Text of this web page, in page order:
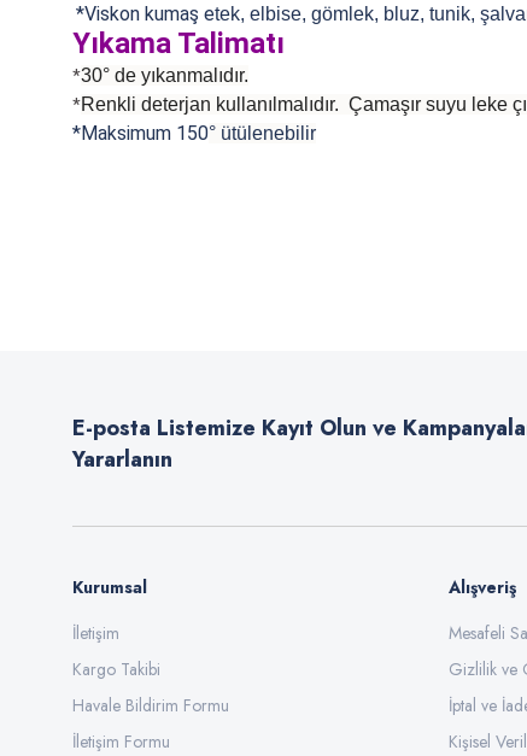
*Viskon kumaş etek, elbise, gömlek, bluz, tunik,
Yıkama Talimatı
*30° de yıkanmalıdır.
*Renkli deterjan kullanılmalıdır. Çamaşır suyu leke
*Maksimum 150° ütülenebilir
Ürün bilgilerinde hatalar bulunuyor.
Ürün fiyatı diğer sitelerden daha pahalı.
E-posta Listemize Kayıt Olun ve
Yararlanın
Kurumsal
İletişim
Kargo Takibi
Havale Bildirim Formu
İletişim Formu
Alışveriş
Mesafeli
Gizlilik ve
İptal ve
Kişisel